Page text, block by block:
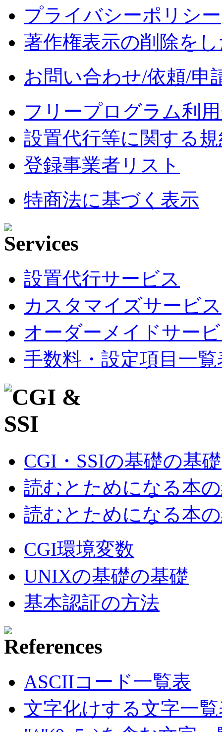
プライバシーポリシー
著作権表示の削除を
お問い合わせ/依頼/申
フリープログラム利
設置代行等に関する
登録事業者リスト
特商法に基づく表示
設置代行サービス
カスタマイズサービス
オーダーメイドサー
手数料・設定項目一覧
CGI・SSIの基礎の基礎
読むとためになる本
読むとためになる本
CGI環境変数
UNIXの基礎の基礎
基本認証の方法
ASCIIコード一覧表
文字化けする文字一